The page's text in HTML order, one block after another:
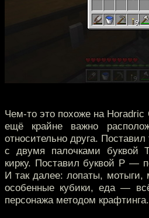
Чем-то это похоже на Horadric
ещё крайне важно
относительно друга.
с двумя палочками
кирку. Поставил буквой Р —
И так далее: лопаты, мотыги,
особенные кубики, еда —
персонажа методом крафтинга.